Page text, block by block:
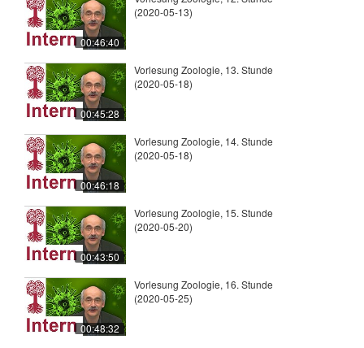
00:46:40
(2020-05-13)
00:45:28
Vorlesung Zoologie, 13. Stunde
(2020-05-18)
00:46:18
Vorlesung Zoologie, 14. Stunde
(2020-05-18)
00:43:50
Vorlesung Zoologie, 15. Stunde
(2020-05-20)
00:48:32
Vorlesung Zoologie, 16. Stunde
(2020-05-25)